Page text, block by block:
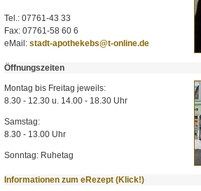
Tel.: 07761-43 33
Fax: 07761-58 60 6
eMail: stadt-apothekebs@t-online.de
Öffnungszeiten
Montag bis Freitag jeweils:
8.30 - 12.30 u. 14.00 - 18.30 Uhr
Samstag:
8.30 - 13.00 Uhr
Sonntag: Ruhetag
Informationen zum eRezept (Klick!)